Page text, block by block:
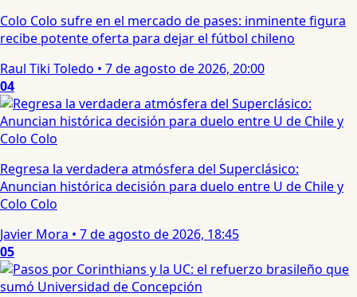
Colo Colo sufre en el mercado de pases: inminente figura
recibe potente oferta para dejar el fútbol chileno
Raul Tiki Toledo • 7 de agosto de 2026, 20:00
04
Regresa la verdadera atmósfera del Superclásico:
Anuncian histórica decisión para duelo entre U de Chile y
Colo Colo
Javier Mora • 7 de agosto de 2026, 18:45
05